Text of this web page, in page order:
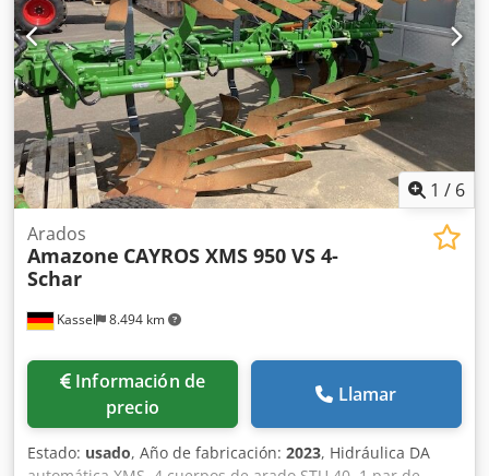
1 / 6
Kassel 8.494 km
Arados
Amazone CAYROS XMS 950 VS 4-
Schar
Información de
precio
Llamar
Estado: usado, Año de fabricación: 2023, Hidráulica DA